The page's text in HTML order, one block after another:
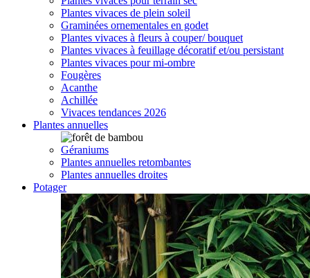
Plantes vivaces de plein soleil
Graminées ornementales en godet
Plantes vivaces à fleurs à couper/ bouquet
Plantes vivaces à feuillage décoratif et/ou persistant
Plantes vivaces pour mi-ombre
Fougères
Acanthe
Achillée
Vivaces tendances 2026
Plantes annuelles
Géraniums
Plantes annuelles retombantes
Plantes annuelles droites
Potager